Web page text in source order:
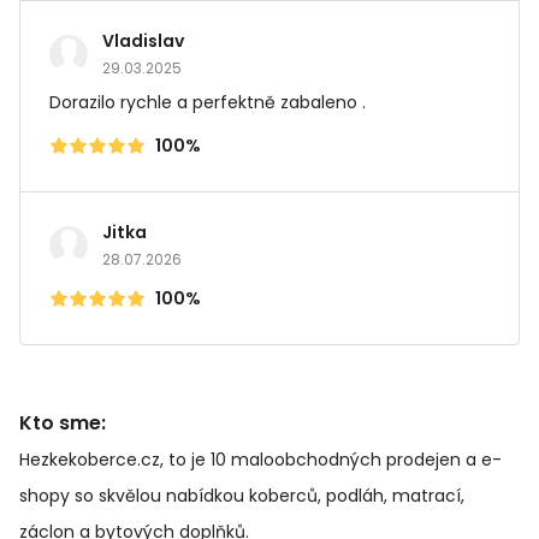
Vladislav
29.03.2025
Dorazilo rychle a perfektně zabaleno .
100%
Jitka
28.07.2026
100%
Kto sme:
Hezkekoberce.cz, to je 10 maloobchodných prodejen a e-
shopy so skvělou nabídkou koberců, podláh, matrací,
záclon a bytových doplňků.